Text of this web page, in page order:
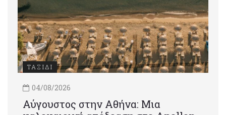
ΤΑΞΙΔΙ
04/08/2026
Αύγουστος στην Αθήνα: Μια